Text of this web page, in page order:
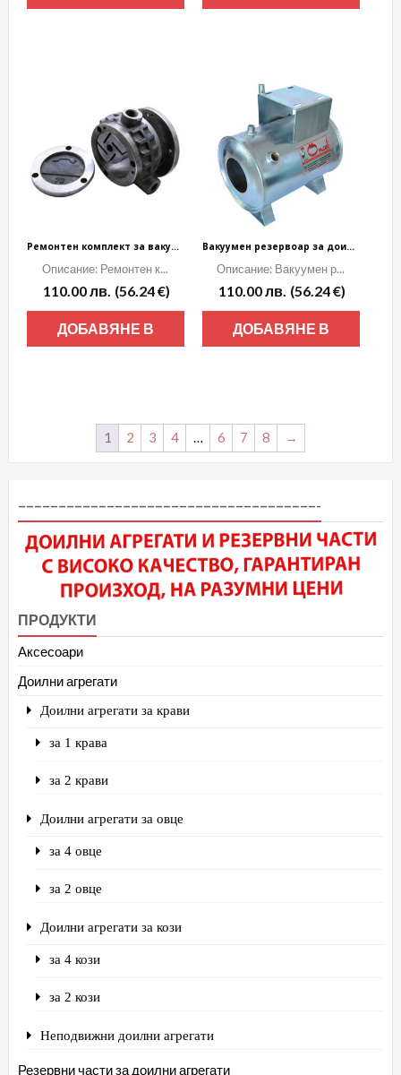
Ремонтен комплект за вакуумна помпа – ø70 суха
Описание: Ремонтен к...
110.00лв. (56.24 €)
ДОБАВЯНЕ В
Вакуумен резервоар за доилни агрегати – суха помпа
Описание: Вакуумен р...
110.00лв. (56.24 €)
ДОБАВЯНЕ В
1 2 3 4 … 6 7 8 →
–––––––––––––––––––––––––––––––––––––-
ПРОДУКТИ
Аксесоари
Доилни агрегати
Доилни агрегати за крави
за 1 крава
за 2 крави
Доилни агрегати за овце
за 4 овце
за 2 овце
Доилни агрегати за кози
за 4 кози
за 2 кози
Неподвижни доилни агрегати
Резервни части за доилни агрегати